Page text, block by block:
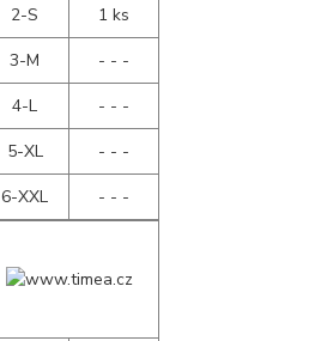
2-S
1 ks
3-M
- - -
4-L
- - -
5-XL
- - -
6-XXL
- - -